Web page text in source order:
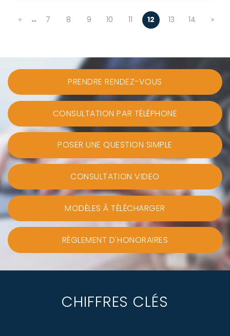
« … 7 8 9 10 11 12 13 14 »
PRENDRE RENDEZ-VOUS
CONSULTATION PAR TÉLÉPHONE
POSER UNE QUESTION SIMPLE
CONSULTATION VIDEO
MODÈLES À TÉLÉCHARGER
RÈGLEMENT D'HONORAIRES
CHIFFRES CLÉS